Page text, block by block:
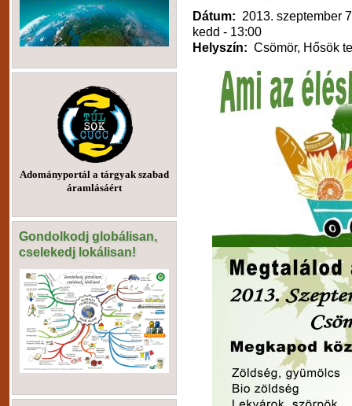
Adományportál a tárgyak szabad
áramlásáért
Gondolkodj globálisan,
cselekedj lokálisan!
Dátum: 2013. szeptember
kedd - 13:00
Helyszín: Csömör, Hősök